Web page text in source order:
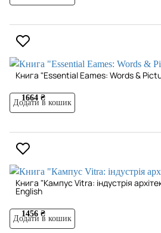
Книга "Essential Eames: Words &
1664 ₴
Додати в кошик
Книга "Кампус Vitra: індустрія
English
1456 ₴
Додати в кошик